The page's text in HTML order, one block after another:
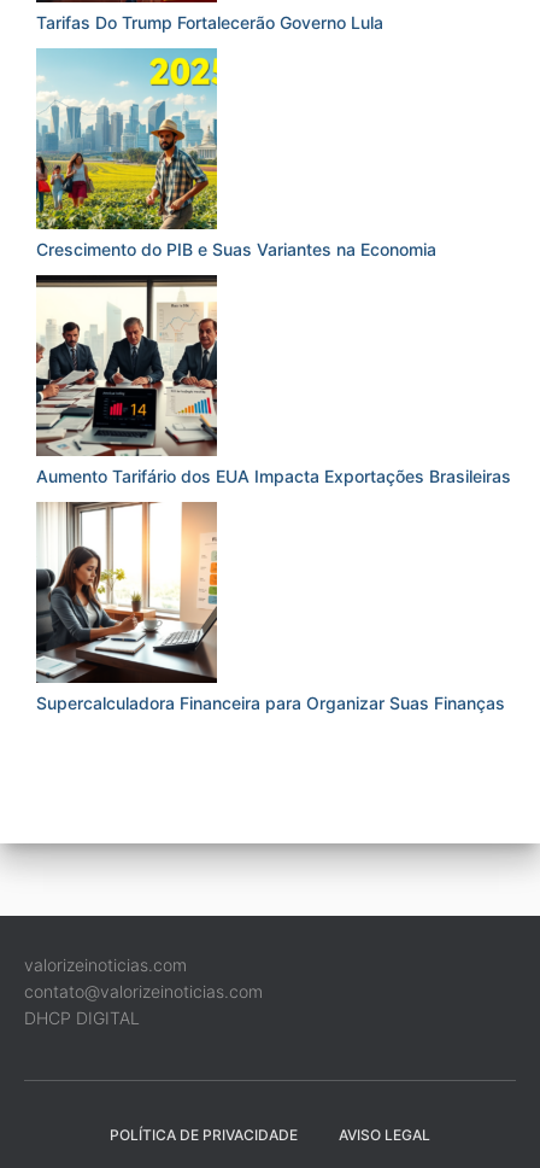
Tarifas Do Trump Fortalecerão Governo Lula
Crescimento do PIB e Suas Variantes na Economia
Aumento Tarifário dos EUA Impacta Exportações Brasileiras
Supercalculadora Financeira para Organizar Suas Finanças
valorizeinoticias.com
contato@valorizeinoticias.com
DHCP DIGITAL
POLÍTICA DE PRIVACIDADE AVISO LEGAL